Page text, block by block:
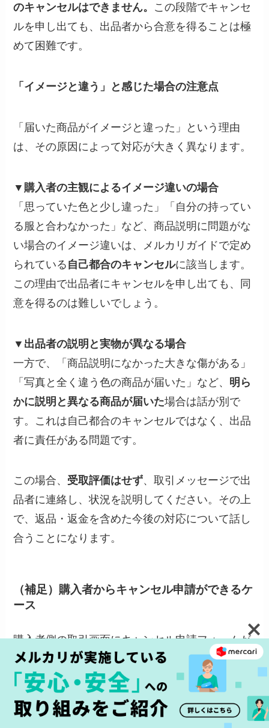
のキャンセルはできません。 この段階でキャンセ
ルを申し出ても、出品者から合意を得ることは極
めて困難です。
「イメージと違う」と感じた場合の注意点
「届いた商品がイメージと違った」という理由
は、その原因によって対応が大きく異なります。
▼購入者の主観によるイメージ違いの場合
「思っていた色と少し違った」「自分の持ってい
る服と合わなかった」など、商品説明に問題がな
い場合のイメージ違いは、メルカリガイドで定め
られている 自己都合のキャンセルに該当します。
この理由で出品者にキャンセルを申し出ても、同
意を得るのは難しいでしょう。
▼出品者の説明と実物が異なる場合
一方で、「商品説明になかった大きな傷がある」
「写真と全く違う色の商品が届いた」など、 明ら
かに説明と異なる商品が届いた場合は話が別で
す。これは自己都合のキャンセルではなく、出品
者に責任がある問題です。
この場合、 受取評価はせず、取引メッセージで出
品者に連絡し、状況を説明してください。その上
で、返品・返金を含めた今後の対応について話し
合うことになります。
（補足）購入者からキャンセル申請ができるケ
ース
購入者側の取引画面にキャンセル申請フォームが
表示されるのは、出品者が設定した「発送までの
日数」を過ぎても商品を発送しない場合のみ
す。この場合は出品者側に問題があるため、購入
者側からキャンセルを申請できます。